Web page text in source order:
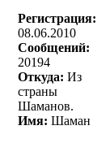
Регистрация:
08.06.2010
Сообщений:
20194
Откуда: Из
страны
Шаманов.
Имя: Шаман